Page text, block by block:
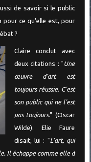
de savoir si le public
pour ce qu'elle est, pour
?
Claire conclut avec
deux citations : "Une
œuvre d'art est
toujours réussie. C'est
son public qui ne l'est
pas toujours." (Oscar
Wilde). Elie Faure
disait, lui : "L'art, qui
Il échappe comme elle à